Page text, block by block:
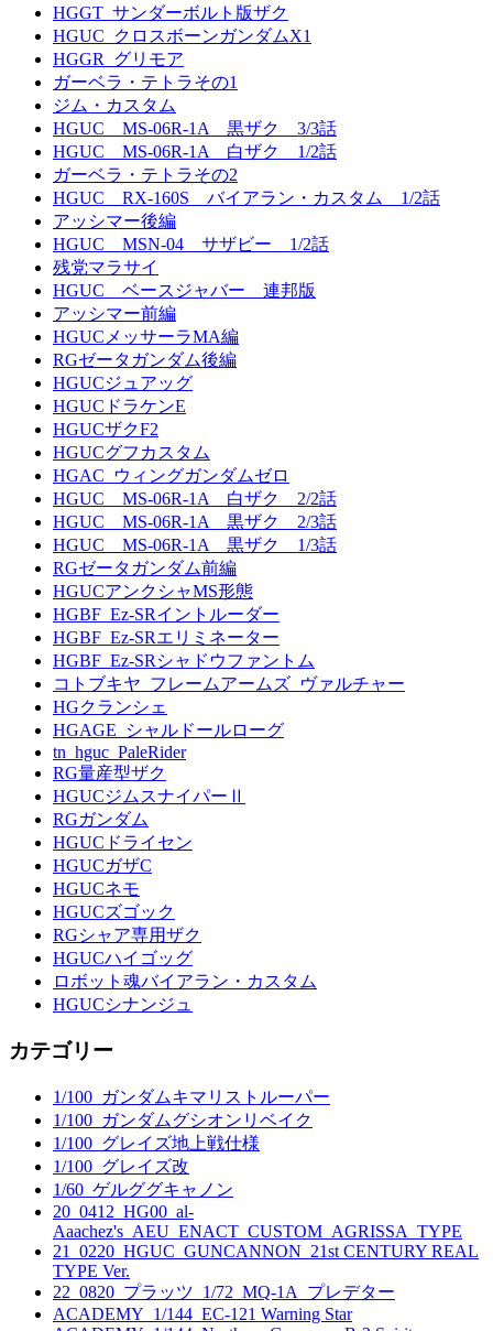
HGGT_サンダーボルト版ザク
HGUC_クロスボーンガンダムX1
HGGR_グリモア
ガーベラ・テトラその1
ジム・カスタム
HGUC MS-06R-1A 黒ザク 3/3話
HGUC MS-06R-1A 白ザク 1/2話
ガーベラ・テトラその2
HGUC RX-160S バイアラン・カスタム 1/2話
アッシマー後編
HGUC MSN-04 サザビー 1/2話
残党マラサイ
HGUC ベースジャバー 連邦版
アッシマー前編
HGUCメッサーラMA編
RGゼータガンダム後編
HGUCジュアッグ
HGUCドラケンE
HGUCザクF2
HGUCグフカスタム
HGAC_ウィングガンダムゼロ
HGUC MS-06R-1A 白ザク 2/2話
HGUC MS-06R-1A 黒ザク 2/3話
HGUC MS-06R-1A 黒ザク 1/3話
RGゼータガンダム前編
HGUCアンクシャMS形態
HGBF_Ez-SRイントルーダー
HGBF_Ez-SRエリミネーター
HGBF_Ez-SRシャドウファントム
コトブキヤ_フレームアームズ_ヴァルチャー
HGクランシェ
HGAGE_シャルドールローグ
tn_hguc_PaleRider
RG量産型ザク
HGUCジムスナイパーⅡ
RGガンダム
HGUCドライセン
HGUCガザC
HGUCネモ
HGUCズゴック
RGシャア専用ザク
HGUCハイゴッグ
ロボット魂バイアラン・カスタム
HGUCシナンジュ
カテゴリー
1/100_ガンダムキマリストルーパー
1/100_ガンダムグシオンリベイク
1/100_グレイズ地上戦仕様
1/100_グレイズ改
1/60_ゲルググキャノン
20_0412_HG00_al-
Aaachez's_AEU_ENACT_CUSTOM_AGRISSA_TYPE
21_0220_HGUC_GUNCANNON_21st CENTURY REAL
TYPE Ver.
22_0820_プラッツ_1/72_MQ-1A_プレデター
ACADEMY_1/144_EC-121 Warning Star